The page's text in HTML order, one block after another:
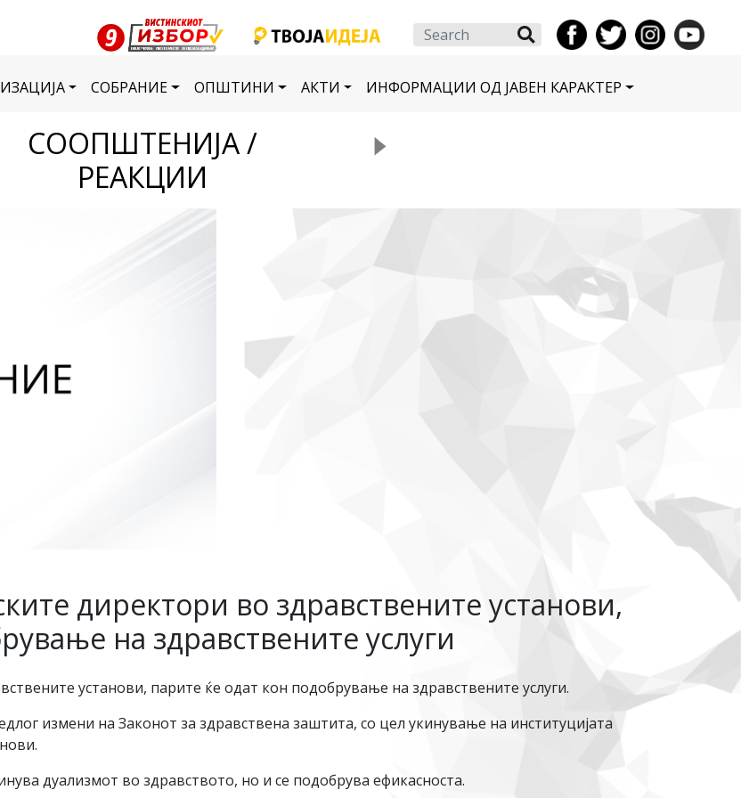
Search
СОБРАНИЕ ОПШТИНИ АКТИ ИНФОРМАЦИИ ОД ЈАВЕН КАРАКТЕР
СООПШТЕНИЈА /
РЕАКЦИИ
директори во здравствените установи,
на здравствените услуги
установи, парите ќе одат кон подобрување на здравствените услуги.
измени на Законот за здравствена заштита, со цел укинување на институцијата
дуализмот во здравството, но и се подобрува ефикасноста.